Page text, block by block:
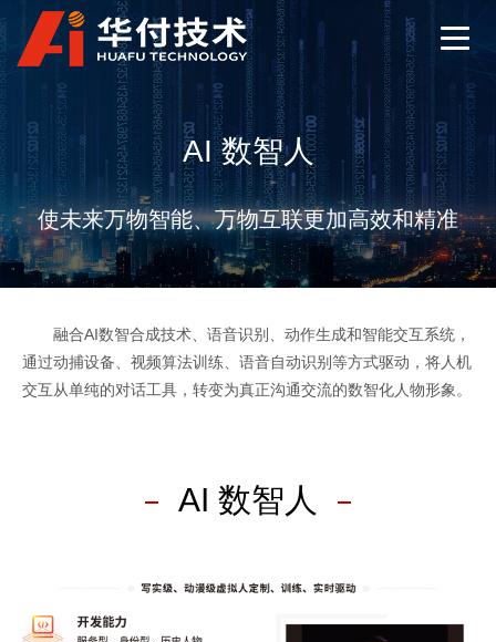
AI 数智人
使未来万物智能、万物互联更加高效和精准
融合AI数智合成技术、语音识别、动作生成和智能交互系统，
通过动捕设备、视频算法训练、语音自动识别等方式驱动，将人机
交互从单纯的对话工具，转变为真正沟通交流的数智化人物形象。
AI 数智人